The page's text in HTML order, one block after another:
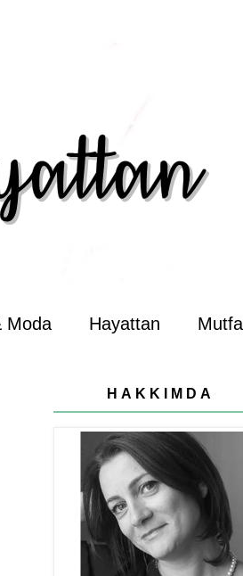
Moda Hayattan
HAKKIMDA